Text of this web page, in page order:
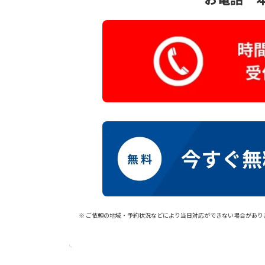
※ ご依頼の地域・予約状況などにより当日対応ができない場合があり